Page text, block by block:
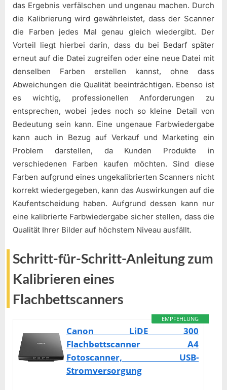
das Ergebnis verfälschen und ungenau machen. Durch
die Kalibrierung wird gewährleistet, dass der Scanner
die Farben jedes Mal genau gleich wiedergibt. Der
Vorteil liegt hierbei darin, dass du bei Bedarf später
erneut auf die Datei zugreifen oder eine neue Datei mit
denselben Farben erstellen kannst, ohne dass
Abweichungen die Qualität beeinträchtigen. Ebenso ist
es wichtig, professionellen Anforderungen zu
entsprechen, wobei jedes noch so kleine Detail von
Bedeutung sein kann. Eine ungenaue Farbwiedergabe
kann auch in Bezug auf Verkauf und Marketing ein
Problem darstellen, da Kunden Produkte in
verschiedenen Farben kaufen möchten. Sind diese
Farben aufgrund eines ungekalibrierten Scanners nicht
korrekt wiedergegeben, kann das Auswirkungen auf die
Kaufentscheidung haben. Aufgrund dessen kann nur
eine kalibrierte Farbwiedergabe sicher stellen, dass die
Qualität Ihrer Bilder auf höchstem Niveau ausfällt.
Schritt-für-Schritt-Anleitung zum
Kalibrieren eines
Flachbettscanners
EMPFEHLUNG
Canon LiDE 300
Flachbettscanner A4
Fotoscanner, USB-
Stromversorgung